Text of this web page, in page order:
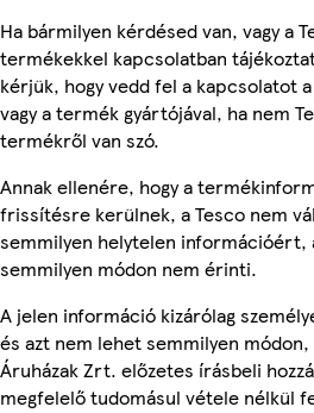
Ha bármilyen kérdésed van, vagy a
termékekkel kapcsolatban
kérjük, hogy vedd fel a kapcsolatot
vagy a termék gyártójával, ha nem
termékről van szó.
Annak ellenére, hogy a
frissítésre kerülnek, a Tesco nem
semmilyen helytelen információért,
semmilyen módon nem érinti.
A jelen információ kizárólag
és azt nem lehet semmilyen módon,
Áruházak Zrt. előzetes írásbeli
megfelelő tudomásul vétele nélkül